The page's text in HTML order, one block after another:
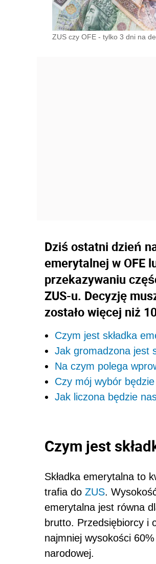
ZUS czy OFE - tylko 3 dni na
Dziś ostatni dzień
emerytalnej w OFE
przekazywaniu
ZUS-u. Decyzję
zostało więcej niż
Czym jest składka
Jak gromadzona jest
Na czym polega
Czy mój wybór
Jak liczona będzie
Czym jest
Składka emerytalna to
trafia do ZUS.
emerytalna jest równa
brutto. Przedsiębiorcy i
najmniej wysokości
narodowej.